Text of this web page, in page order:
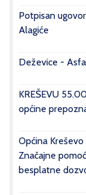
Potpisan
Alagiće
Deževice -
KREŠEVU
općine
Općina
Značajne
besplatne